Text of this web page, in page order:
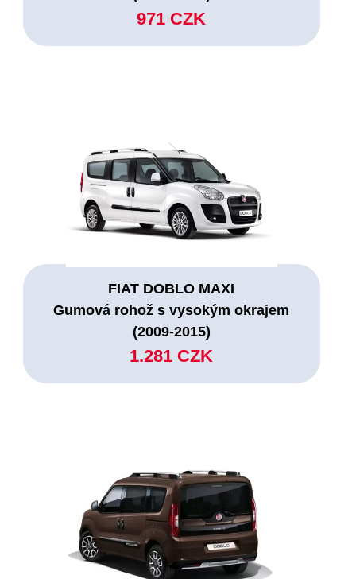
971 CZK
FIAT DOBLO MAXI
Gumová rohož s vysokým okrajem
(2009-2015)
1.281 CZK